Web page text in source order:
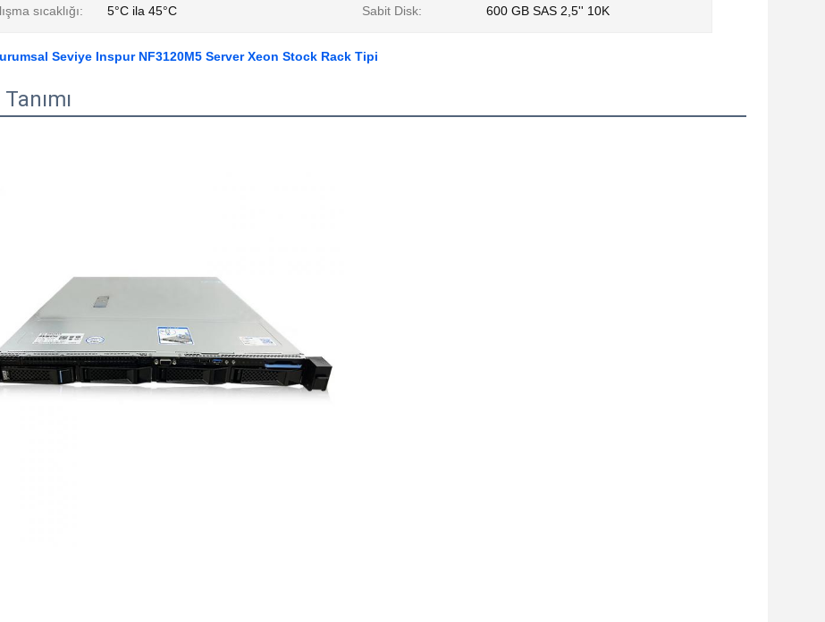
sıcaklığı: 5°C ila 45°C Sabit Disk: 600 GB SAS 2,5'' 10K
Seviye Inspur NF3120M5 Server Xeon Stock Rack Tipi